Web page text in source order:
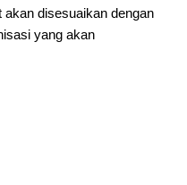
disesuaikan dengan
yang akan